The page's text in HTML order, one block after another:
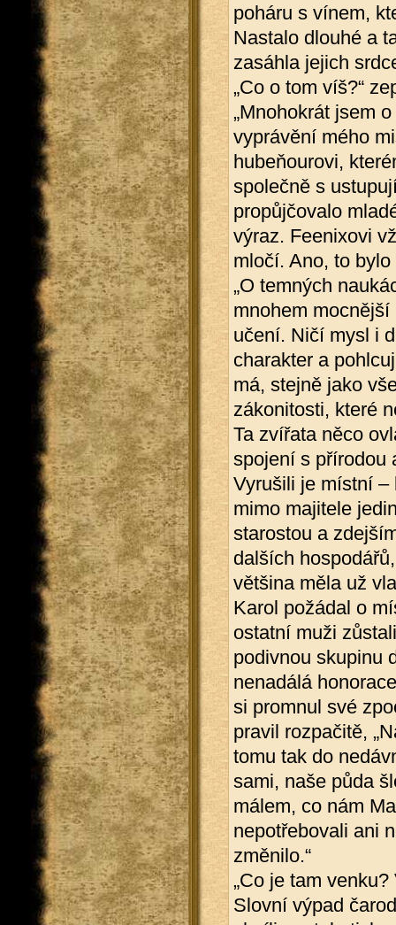
poháru s vínem,
Nastalo dlouhé a
zasáhla jejich
„Co o tom víš?“
„Mnohokrát jsem
vyprávění mého
hubeňourovi,
společně s
propůjčovalo
výraz. Feenixovi
mločí. Ano, to
„O temných
mnohem
učení. Ničí mysl i
charakter a
má, stejně jako
zákonitosti, které
Ta zvířata něco
spojení s přírodou
Vyrušili je místní –
mimo majitele
starostou a
dalších
většina měla už
Karol požádal o
ostatní muži
podivnou skupinu
nenadálá
si promnul své
pravil rozpačitě,
tomu tak do
sami, naše půda
málem, co nám
nepotřebovali ani
změnilo.“
„Co je tam
Slovní výpad